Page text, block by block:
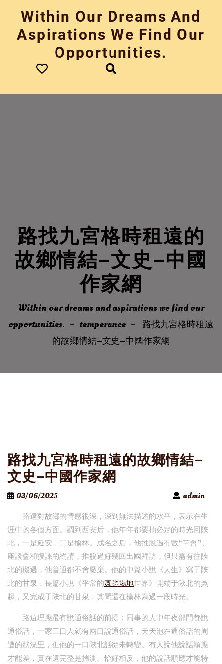
content
Within Our Dreams And
Aspirations We Find Our
Opportunities.
路找九宮格時租遠的
故鄉情結–文史–中國
作家網
Within our dreams and aspirations we find our
opportunities.
temperance
路找九宮格時租遠
的故鄉情結–文史–中國作家網
路找九宮格時租遠的故鄉情結–
文史–中國作家網
03/06/2025
admin
路遠對故鄉的情感很深，深到無法描述的水平，表示在生
涯中的各個方面。調到西安后，他年年都要抽必定的時光回陜
北，一是延安，二是榆林。成名之后，他推脫過有數“筆會”、
座談會和授課的約請，推脫過好幾回出國拜訪，但只需有往陜
北的機遇，他普通都不會廢棄。他的中篇小說《人生》寫于陜
北的甘泉，長篇小說《平常的舞蹈場地世界》開端于陜北的吳
起，又完成于陜北的甘泉，其間還在榆林寫過一段時光。
路遠理應最有說通俗話的前提：同事的人中年夜部門都說
通俗話，一家三口人就有兩口說通俗話，天天泡在通俗話的周
遭的狀況里，但他的一口陜北話從未轉變。有人說他說話順應
才能差，實在這完整是揣測。恰好相反，他的說話順應才能特